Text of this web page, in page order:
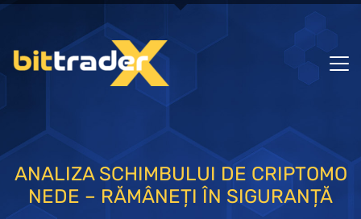
ANALIZA SCHIMBULUI DE CRIPTOMO
NEDE – RĂMÂNEȚI ÎN SIGURANȚĂ